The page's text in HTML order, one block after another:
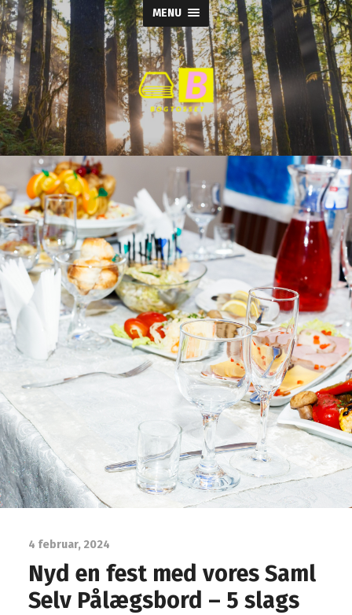
MENU
Bogtosset
4 februar, 2024
Nyd en fest med vores Saml
Selv Pålægsbord – 5 slags